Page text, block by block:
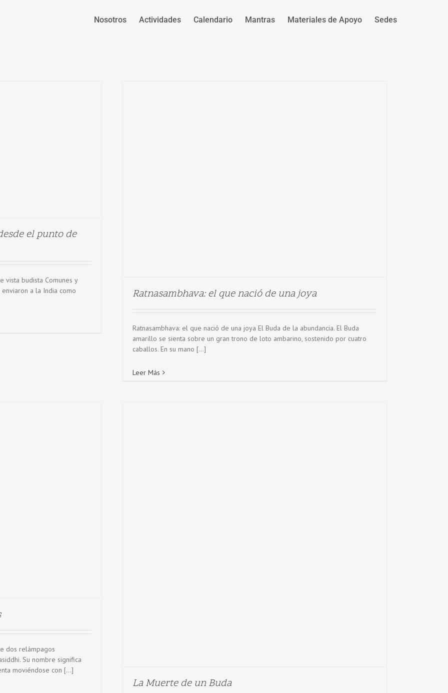
Nosotros Actividades Calendario Mantras Materiales de Apoyo Sedes
el punto de
vista budista Comunes y
a la India como
Ratnasambhava: el que nació de una joya
Ratnasambhava: el que nació de una joya El Buda de la abundancia. El Buda
amarillo se sienta sobre un gran trono de loto ambarino, sostenido por cuatro
caballos. En su mano [...]
Leer Más
dos relámpagos
Su nombre significa
moviéndose con [...]
La Muerte de un Buda